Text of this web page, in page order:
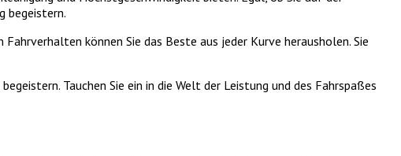
begeistern.
können Sie das Beste aus jeder Kurve herausholen. Sie
Tauchen Sie ein in die Welt der Leistung und des Fahrspaßes